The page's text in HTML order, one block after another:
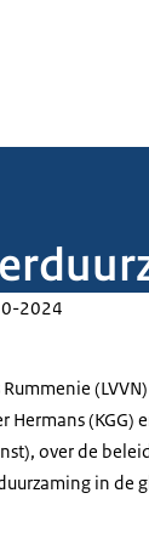
2024
Hermans (KGG)
over de
in de